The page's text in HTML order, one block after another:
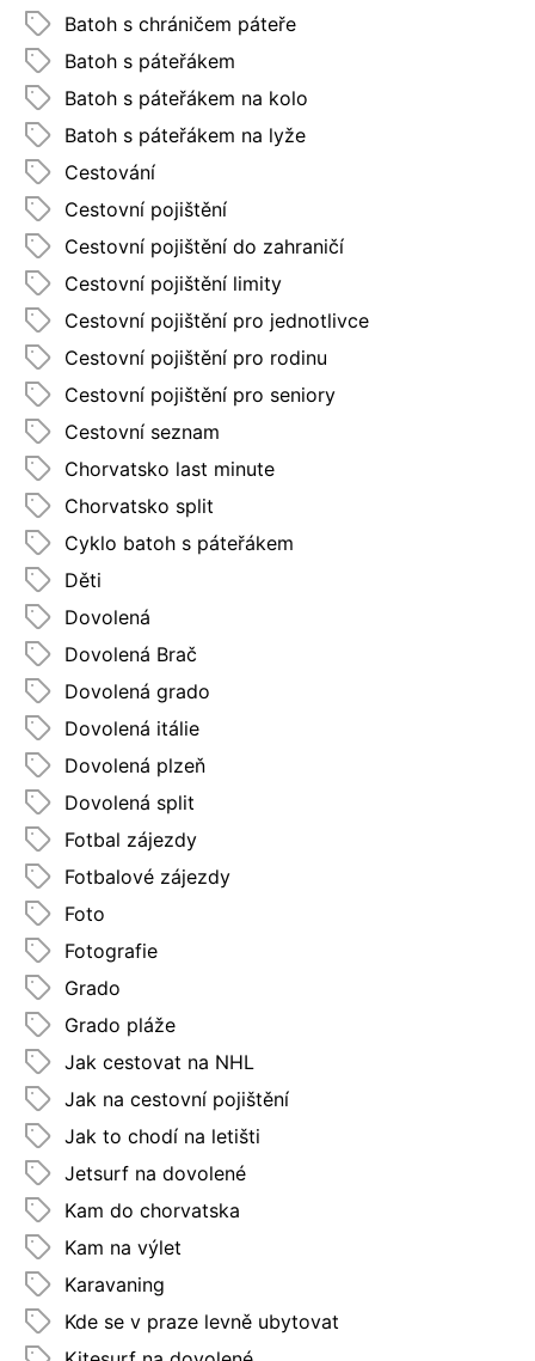
Batoh s chráničem páteře
Batoh s páteřákem
Batoh s páteřákem na kolo
Batoh s páteřákem na lyže
Cestování
Cestovní pojištění
Cestovní pojištění do zahraničí
Cestovní pojištění limity
Cestovní pojištění pro jednotlivce
Cestovní pojištění pro rodinu
Cestovní pojištění pro seniory
Cestovní seznam
Chorvatsko last minute
Chorvatsko split
Cyklo batoh s páteřákem
Děti
Dovolená
Dovolená Brač
Dovolená grado
Dovolená itálie
Dovolená plzeň
Dovolená split
Fotbal zájezdy
Fotbalové zájezdy
Foto
Fotografie
Grado
Grado pláže
Jak cestovat na NHL
Jak na cestovní pojištění
Jak to chodí na letišti
Jetsurf na dovolené
Kam do chorvatska
Kam na výlet
Karavaning
Kde se v praze levně ubytovat